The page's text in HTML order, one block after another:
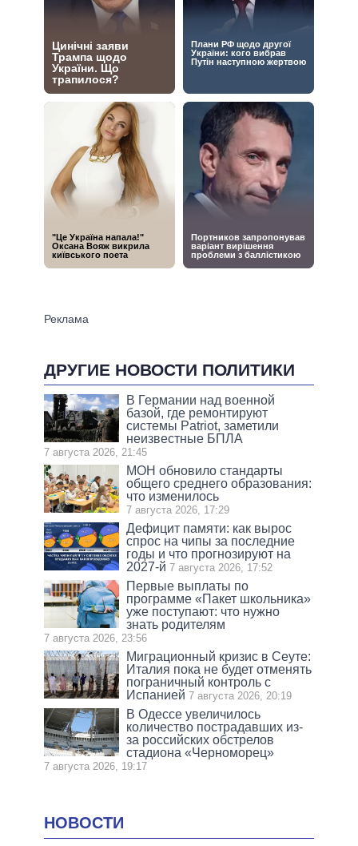
ДРУГИЕ НОВОСТИ ПОЛИТИКИ
В Германии над военной
базой, где ремонтируют
системы Patriot, заметили
неизвестные БПЛА
7 августа 2026, 21:45
МОН обновило стандарты
общего среднего образования:
что изменилось
7 августа 2026, 17:29
Дефицит памяти: как вырос
спрос на чипы за последние
годы и что прогнозируют на
2027-й 7 августа 2026, 17:52
Первые выплаты по
программе «Пакет школьника»
уже поступают: что нужно
знать родителям
7 августа 2026, 23:56
Миграционный кризис в Сеуте:
Италия пока не будет отменять
пограничный контроль с
Испанией 7 августа 2026, 20:19
В Одессе увеличилось
количество пострадавших из-
за российских обстрелов
стадиона «Черноморец»
7 августа 2026, 19:17
НОВОСТИ